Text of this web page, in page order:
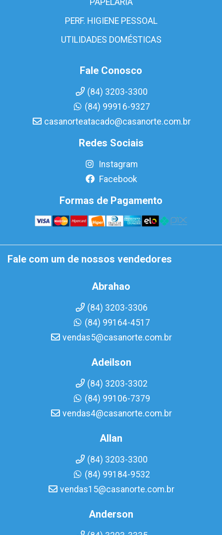
PAPELARIA
PERF. HIGIENE PESSOAL
UTILIDADES DOMÉSTICAS
Fale Conosco
(84) 3203-3300
(84) 99916-9327
casanorteatacado@casanorte.com.br
Redes Sociais
Instagram
Facebook
Formas de Pagamento
Fale com um de nossos vendedores
Abrahao
(84) 3203-3306
(84) 99164-4517
vendas5@casanorte.com.br
Adeilson
(84) 3203-3302
(84) 99106-7379
vendas4@casanorte.com.br
Allan
(84) 3203-3300
(84) 99184-9532
vendas15@casanorte.com.br
Anderson